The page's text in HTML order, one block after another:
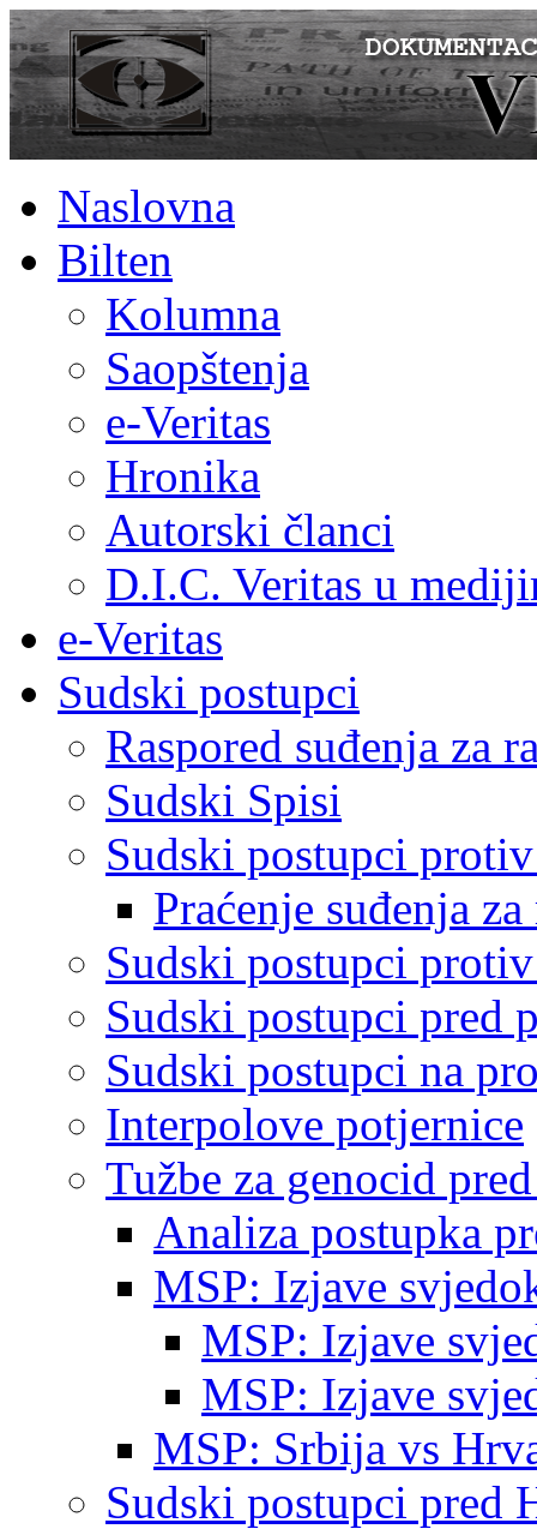
Naslovna
Bilten
Kolumna
Saopštenja
e-Veritas
Hronika
Autorski članci
D.I.C. Veritas u
e-Veritas
Sudski postupci
Raspored suđenja za
Sudski Spisi
Sudski postupci
Praćenje suđenja
Sudski postupci
Sudski postupci pred
Sudski postupci na
Interpolove potjernice
Tužbe za genocid
Analiza postupka
MSP: Izjave
MSP: Izjave
MSP: Izjave
MSP: Srbija vs
Sudski postupci pred